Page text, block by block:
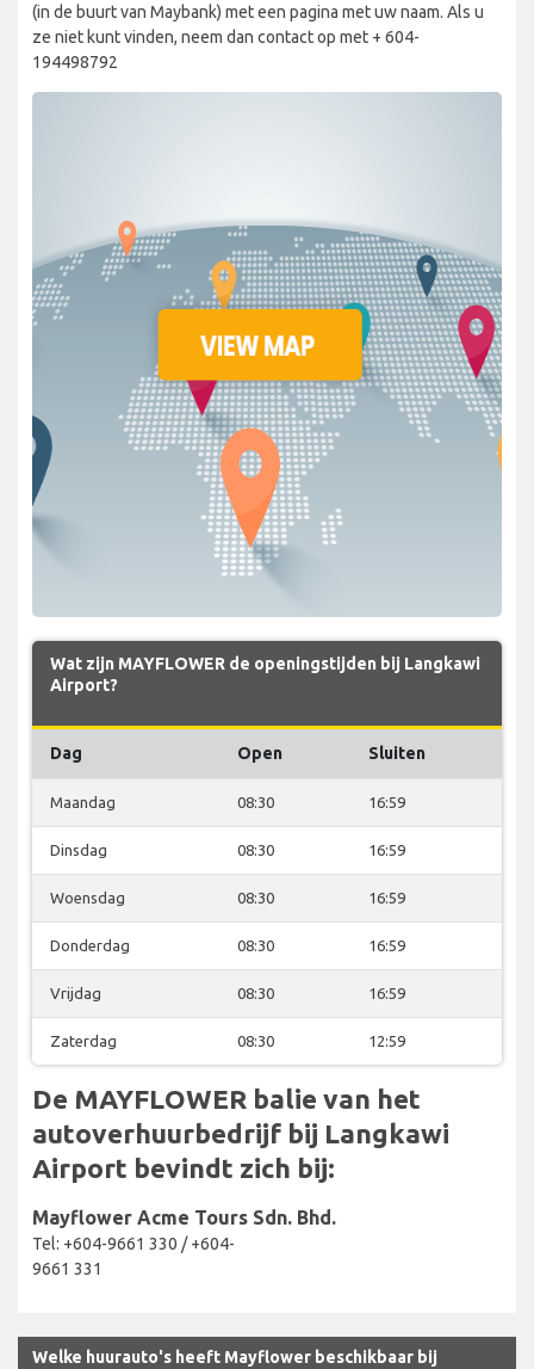
(in de buurt van Maybank) met een pagina met uw naam. Als u
ze niet kunt vinden, neem dan contact op met + 604-
194498792
Wat zijn MAYFLOWER de openingstijden bij Langkawi
Airport?
Dag Open Sluiten
Maandag 08:30 16:59
Dinsdag 08:30 16:59
Woensdag 08:30 16:59
Donderdag 08:30 16:59
Vrijdag 08:30 16:59
Zaterdag 08:30 12:59
De MAYFLOWER balie van het
autoverhuurbedrijf bij Langkawi
Airport bevindt zich bij:
Mayflower Acme Tours Sdn. Bhd.
Tel: +604-9661 330 / +604-
9661 331
Welke huurauto's heeft Mayflower beschikbaar bij